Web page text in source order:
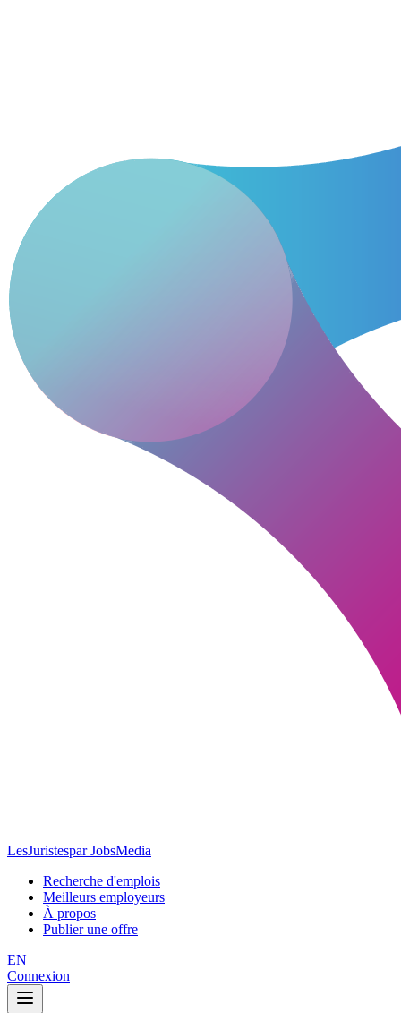
LesJuristespar JobsMedia
Recherche d'emplois
Meilleurs employeurs
À propos
Publier une offre
EN
Connexion